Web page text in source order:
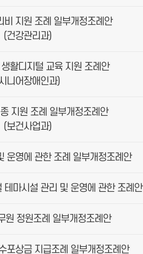
비 지원 조례 일부개정조례안
(건강관리과)
활디지털 교육 지원 조례안
니어장애인과)
지원 조례 일부개정조례안
(보건사업과)
운영에 관한 조례 일부개정조례안
테마시설 관리 및 운영에 관한 조례안
원 정원조례 일부개정조례안
포상금 지급조례 일부개정조례안